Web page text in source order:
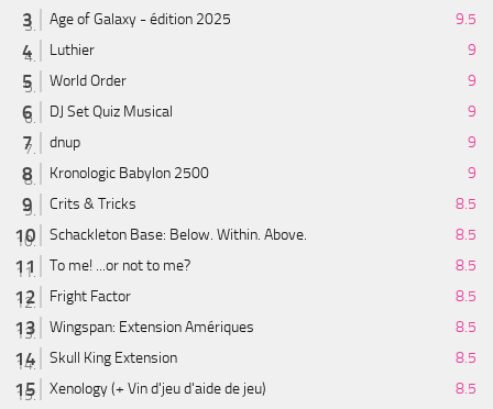
Age of Galaxy - édition 2025
9.5
Luthier
9
World Order
9
DJ Set Quiz Musical
9
dnup
9
Kronologic Babylon 2500
9
Crits & Tricks
8.5
Schackleton Base: Below. Within. Above.
8.5
To me! ...or not to me?
8.5
Fright Factor
8.5
Wingspan: Extension Amériques
8.5
Skull King Extension
8.5
Xenology (+ Vin d'jeu d'aide de jeu)
8.5